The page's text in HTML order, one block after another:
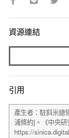
資源連結
引用